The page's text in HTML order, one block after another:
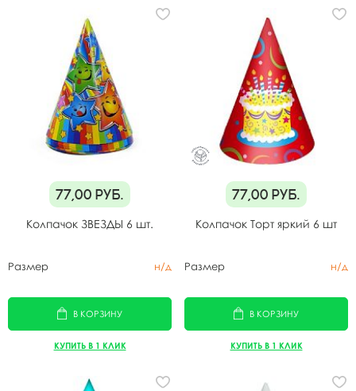
77,00 руб.
Колпачок ЗВЕЗДЫ 6 шт.
Размер н/д
В КОРЗИНУ
КУПИТЬ В 1 КЛИК
77,00 руб.
Колпачок Торт яркий 6 шт
Размер н/д
В КОРЗИНУ
КУПИТЬ В 1 КЛИК